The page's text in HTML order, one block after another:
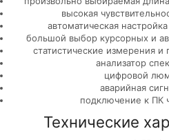
высокая
автоматическая
большой выбор курсорных и
статистические измерения и
анализатор
цифровой
аварийная
подключение к ПК
Технические